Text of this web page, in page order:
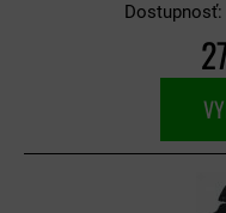
Dostupnosť: